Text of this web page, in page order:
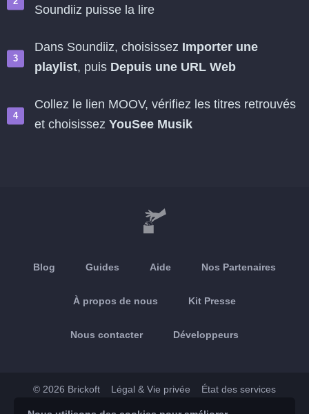
Soundiiz puisse la lire
Dans Soundiiz, choisissez Importer une
playlist, puis Depuis une URL Web
Collez le lien MOOV, vérifiez les titres retrouvés
et choisissez YouSee Musik
Blog Guides Aide Nos Partenaires
À propos de nous Kit Presse
Nous contacter Développeurs
© 2026 Brickoft Légal & Vie privée État des services